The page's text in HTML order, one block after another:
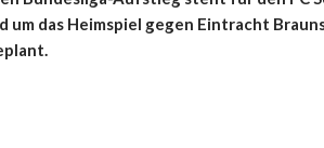
um das Heimspiel gegen Eintracht